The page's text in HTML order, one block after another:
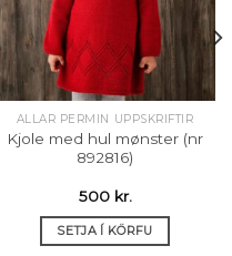
ALLAR PERMIN UPPSKRIFTIR
Kjole med hul mønster (nr
892816)
500 kr.
SETJA Í KÖRFU